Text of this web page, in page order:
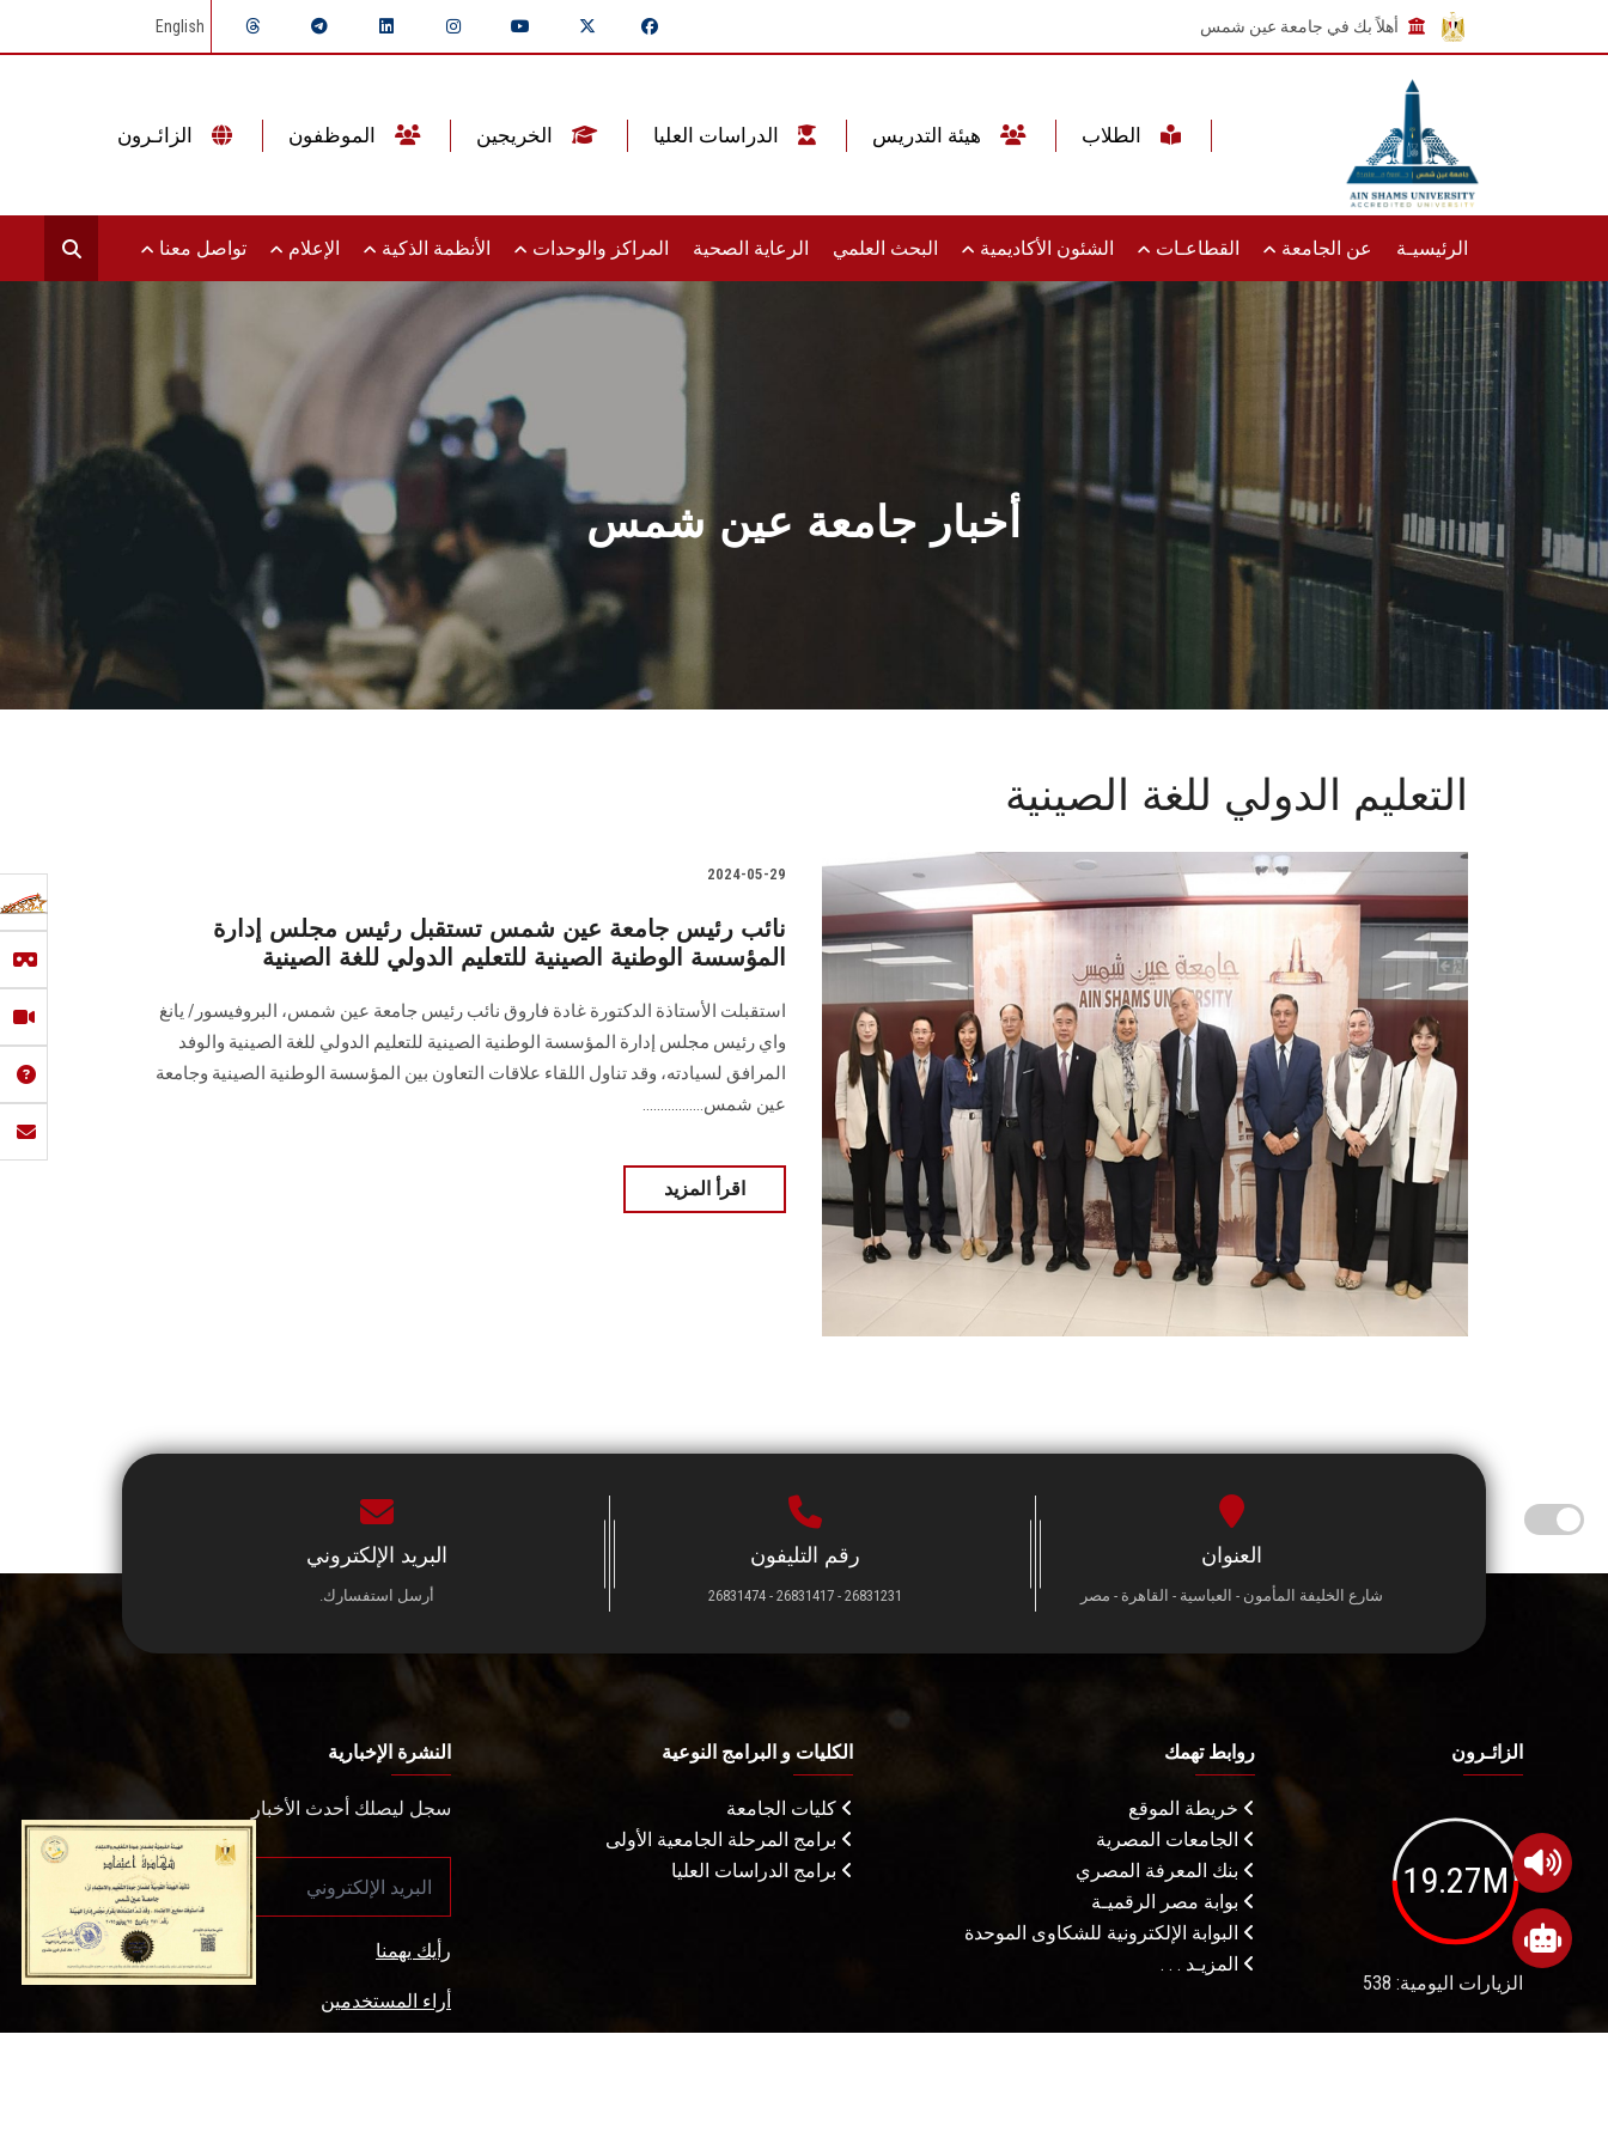
أهلاً بك في جامعة عين شمس English
الرئيسيـة عن الجامعة القطاعـات الشئون الأكاديمية البحث العلمي الرعاية الصحية المراكز والوحدات الأنظمة الذكية الإعلام تواصل معنا
أخبار جامعة عين شمس
التعليم الدولي للغة الصينية
2024-05-29
نائب رئيس جامعة عين شمس تستقبل رئيس مجلس إدارة
المؤسسة الوطنية الصينية للتعليم الدولي للغة الصينية
استقبلت الأستاذة الدكتورة غادة فاروق نائب رئيس جامعة عين شمس، البروفيسور/ يانغ
واي رئيس مجلس إدارة المؤسسة الوطنية الصينية للتعليم الدولي للغة الصينية والوفد
المرافق لسيادته، وقد تناول اللقاء علاقات التعاون بين المؤسسة الوطنية الصينية وجامعة
عين شمس.................
اقرأ المزيد
العنوان
شارع الخليفة المأمون - العباسية - القاهرة - مصر
رقم التليفون
26831231 - 26831417 - 26831474
البريد الإلكتروني
أرسل استفسارك.
الزائـرون
19.27M
الزيارات اليومية: 538
روابط تهمك
خريطة الموقع
الجامعات المصرية
بنك المعرفة المصري
بوابة مصر الرقميـة
البوابة الإلكترونية للشكاوى الموحدة
المزيـد . . .
الكليات و البرامج النوعية
كليات الجامعة
برامج المرحلة الجامعية الأولى
برامج الدراسات العليا
النشرة الإخبارية
سجل ليصلك أحدث الأخبار
رأيك يهمنا
أراء المستخدمين